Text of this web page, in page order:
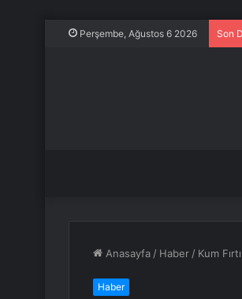
Perşembe, Ağustos 6 2026 Son
Anasayfa / Haber / Kum
Haber